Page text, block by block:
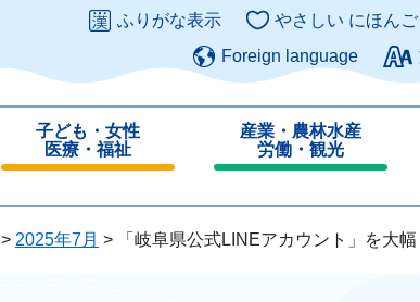
このページ
ふりがな表示 やさしい にほんご
Foreign language
子ども・女性
医療・福祉
じ
る
産業・農林水産
労働・観光
じ
る
> 2025年7月 > 「岐阜県公式LINEアカウント」を大